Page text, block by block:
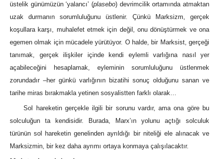
üstelik günümüzün ‘yalancı’ (plasebo) devrimcilik ortamında atmaktan
uzak durmanın sorumluluğunu üstlenir. Çünkü Marksizm, gerçek
koşullara karşı, muhalefet etmek için değil, onu dönüştürmek ve ona
egemen olmak için mücadele yürütüyor. O halde, bir Marksist, gerçeği
tanımak, gerçek ilişkiler içinde kendi eylemli varlığına nasıl yer
açabileceğini hesaplamak, eyleminin sorumluluğunu üstlenmek
zorundadır –her günkü varlığının bizatihi sonuç olduğunu sanan ve
tarihe miras bırakmakla yetinen sosyalistten farklı olarak…
Sol hareketin gerçekle ilgili bir sorunu vardır, ama ona göre bu
solculuğun ta kendisidir. Burada, Marx’ın yolunu açtığı solculuk
türünün sol hareketin genelinden ayrıldığı bir niteliği ele alınacak ve
Marksizmin, bir kez daha ayrımı ortaya konmaya çalışılacaktır.